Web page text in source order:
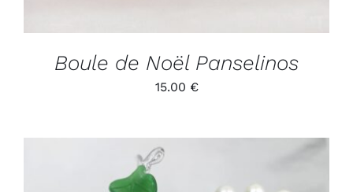
Boule de Noël Panselinos
15.00 €